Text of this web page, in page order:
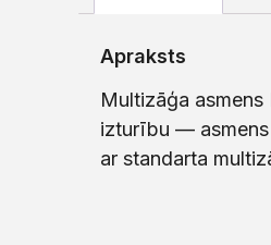
Apraksts
Multizāģa
izturību — asmens
ar standarta